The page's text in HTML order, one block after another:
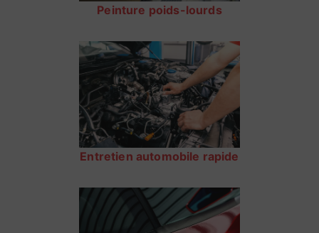
Peinture poids-lourds
Entretien automobile rapide